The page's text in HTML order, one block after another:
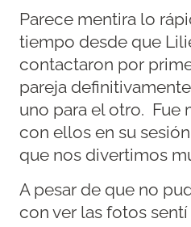
Parece mentira lo
tiempo desde que
contactaron por
pareja
uno para el otro. Fue
con ellos en su
que nos divertimos
A pesar de que no
con ver las fotos